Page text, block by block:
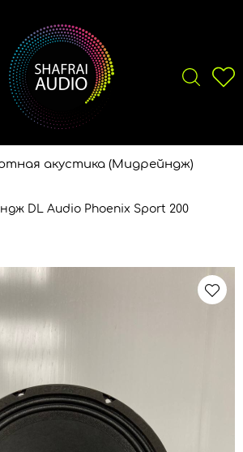
акустика (Мидрейндж)
DL Audio Phoenix Sport 200